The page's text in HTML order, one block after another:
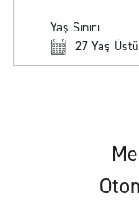
Yaş Sınırı
27 Yaş Üstü